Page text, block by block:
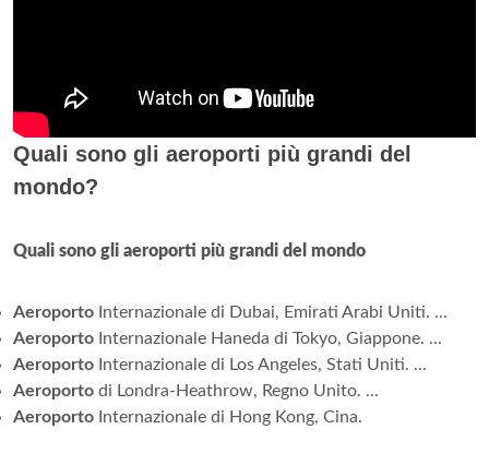
Quali sono gli aeroporti più grandi del
mondo?
Quali sono gli aeroporti più grandi del mondo
Aeroporto Internazionale di Dubai, Emirati Arabi Uniti. ...
Aeroporto Internazionale Haneda di Tokyo, Giappone. ...
Aeroporto Internazionale di Los Angeles, Stati Uniti. ...
Aeroporto di Londra-Heathrow, Regno Unito. ...
Aeroporto Internazionale di Hong Kong, Cina.